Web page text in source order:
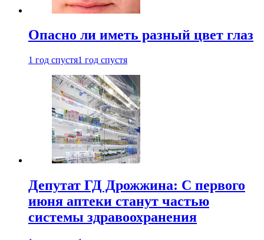
Опасно ли иметь разный цвет глаз
1 год спустя1 год спустя
Депутат ГД Дрожжина: С первого
июня аптеки станут частью
системы здравоохранения